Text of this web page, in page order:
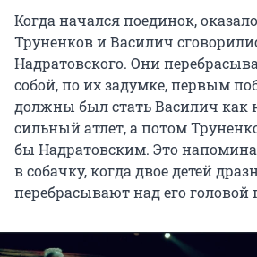
Когда начался поединок,
Труненков и Василич
Надратовского. Они
собой, по их задумке, первым
должны был стать Василич как
сильный атлет, а потом
бы Надратовским. Это
в собачку, когда двое детей
перебрасывают над его головой